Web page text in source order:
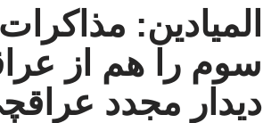
المیادین:
سوم را هم از
دیدار مجدد